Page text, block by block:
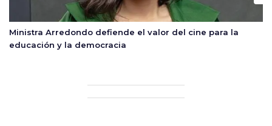
Ministra Arredondo defiende el valor del cine para la
educación y la democracia